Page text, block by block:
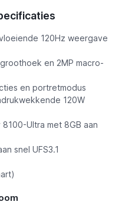
120Hz weergave
en 2MP macro-
en portretmodus
120W
Ultra met 8GB aan
snel UFS3.1